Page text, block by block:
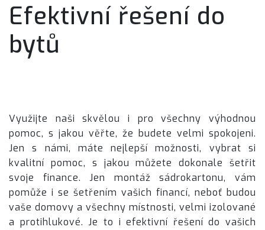
Efektivní řešení do
bytů
Využijte naši skvělou i pro všechny výhodnou
pomoc, s jakou věřte, že budete velmi spokojeni.
Jen s námi, máte nejlepší možnosti, vybrat si
kvalitní pomoc, s jakou můžete dokonale šetřit
svoje finance. Jen montáž sádrokartonu, vám
pomůže i se šetřením vašich financí, neboť budou
vaše domovy a všechny místnosti, velmi izolované
a protihlukové. Je to i efektivní řešení do vašich